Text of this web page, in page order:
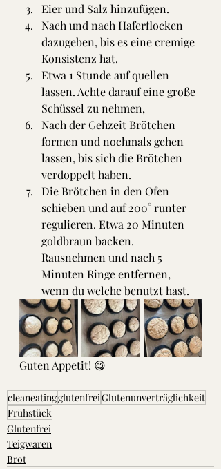
Eier und Salz hinzufügen.
Nach und nach Haferflocken
dazugeben, bis es eine cremige
Konsistenz hat.
Etwa 1 Stunde auf quellen
lassen. Achte darauf eine große
Schüssel zu nehmen,
Nach der Gehzeit Brötchen
formen und nochmals gehen
lassen, bis sich die Brötchen
verdoppelt haben.
Die Brötchen in den Ofen
schieben und auf 200° runter
regulieren. Etwa 20 Minuten
goldbraun backen.
Rausnehmen und nach 5
Minuten Ringe entfernen,
wenn du welche benutzt hast.
Guten Appetit! 😋
cleaneatingglutenfreiGlutenunverträglichkeit
Frühstück
Glutenfrei
Teigwaren
Brot